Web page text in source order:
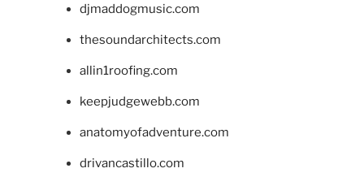
djmaddogmusic.com
thesoundarchitects.com
allin1roofing.com
keepjudgewebb.com
anatomyofadventure.com
drivancastillo.com